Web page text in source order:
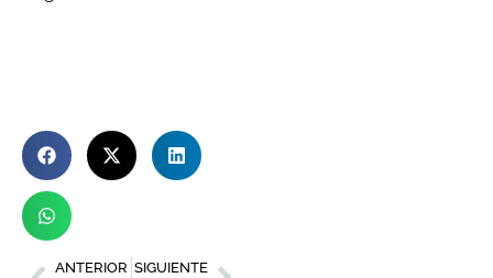
ANTERIOR SIGUIENTE